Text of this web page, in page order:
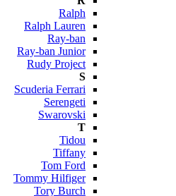
Ralph
Ralph Lauren
Ray-ban
Ray-ban Junior
Rudy Project
S
Scuderia Ferrari
Serengeti
Swarovski
T
Tidou
Tiffany
Tom Ford
Tommy Hilfiger
Tory Burch